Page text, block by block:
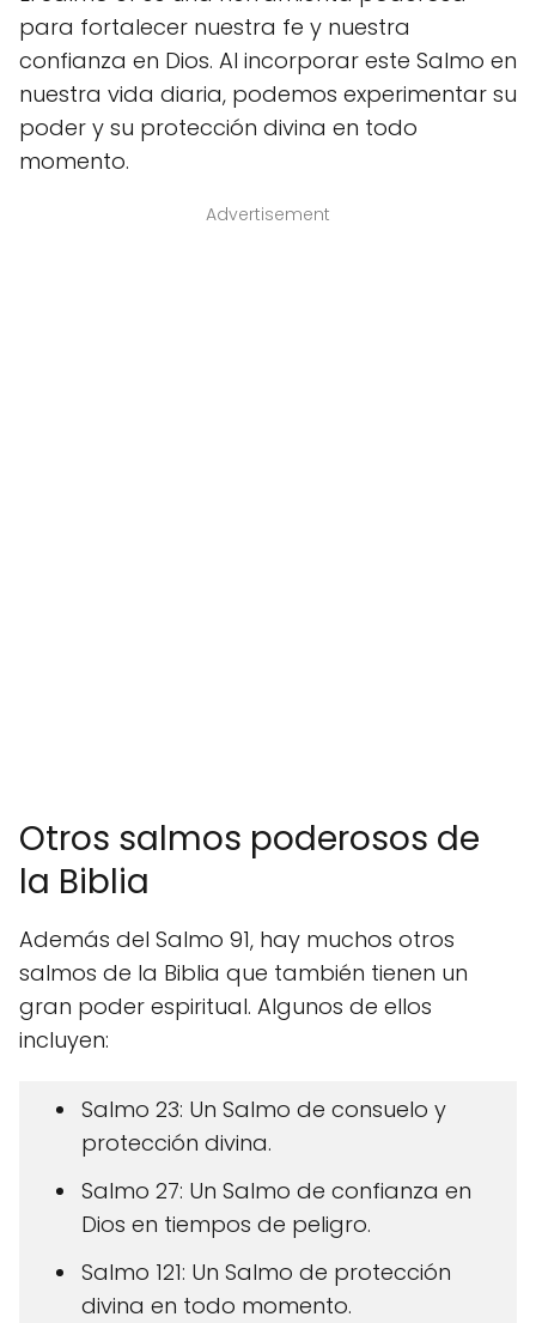
para fortalecer nuestra fe y nuestra
confianza en Dios. Al incorporar este Salmo en
nuestra vida diaria, podemos experimentar su
poder y su protección divina en todo
momento.
Advertisement
Otros salmos poderosos de
la Biblia
Además del Salmo 91, hay muchos otros
salmos de la Biblia que también tienen un
gran poder espiritual. Algunos de ellos
incluyen:
Salmo 23: Un Salmo de consuelo y
protección divina.
Salmo 27: Un Salmo de confianza en
Dios en tiempos de peligro.
Salmo 121: Un Salmo de protección
divina en todo momento.